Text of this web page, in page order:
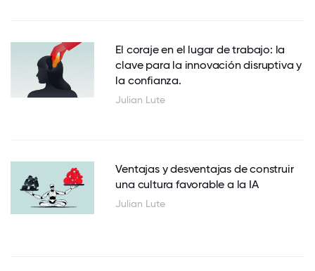
El coraje en el lugar de trabajo: la
clave para la innovación disruptiva y
la confianza.
Julian Lute
Ventajas y desventajas de construir
una cultura favorable a la IA
Julian Lute